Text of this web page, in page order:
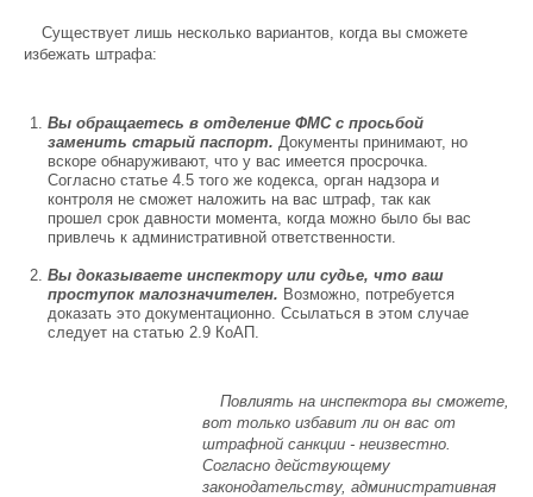
Существует лишь несколько вариантов, когда вы сможете
избежать штрафа:
Вы обращаетесь в отделение ФМС с просьбой
заменить старый паспорт. Документы принимают, но
вскоре обнаруживают, что у вас имеется просрочка.
Согласно статье 4.5 того же кодекса, орган надзора и
контроля не сможет наложить на вас штраф, так как
прошел срок давности момента, когда можно было бы вас
привлечь к административной ответственности.
Вы доказываете инспектору или судье, что ваш
проступок малозначителен. Возможно, потребуется
доказать это документационно. Ссылаться в этом случае
следует на статью 2.9 КоАП.
Повлиять на инспектора вы сможете,
вот только избавит ли он вас от
штрафной санкции - неизвестно.
Согласно действующему
законодательству, административная